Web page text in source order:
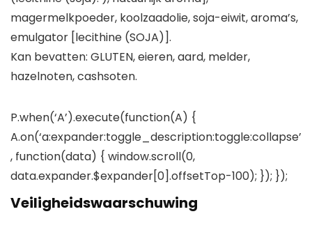
magermelkpoeder, koolzaadolie, soja-eiwit, aroma’s,
emulgator [lecithine (SOJA)].
Kan bevatten: GLUTEN, eieren, aard, melder,
hazelnoten, cashsoten.
P.when(‘A’).execute(function(A) {
A.on(‘a:expander:toggle_description:toggle:collapse’
, function(data) { window.scroll(0,
data.expander.$expander[0].offsetTop-100); }); });
Veiligheidswaarschuwing